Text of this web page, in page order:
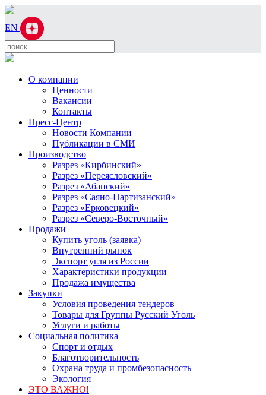
EN
О компании
Ценности
Вакансии
Контакты
Пресс-Центр
Новости Компании
Публикации в СМИ
Производство
Разрез «Кирбинский»
Разрез «Переясловский»
Разрез «Абанский»
Разрез «Саяно-Партизанский»
Разрез «Ерковецкий»
Разрез «Северо-Восточный»
Продажи
Купить уголь (заявка)
Внутренний рынок
Экспорт угля из России
Характеристики продукции
Продажа имущества
Закупки
Условия проведения тендеров
Товары для Группы Русский Уголь
Услуги и работы
Социальная политика
Спорт и отдых
Благотворительность
Охрана труда и промбезопасность
Экология
ЭТО ВАЖНО!